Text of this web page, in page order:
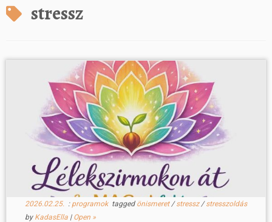
stressz
2026.02.25.: programok tagged önismeret/stressz/stresszoldás
by KadasElla| Open »